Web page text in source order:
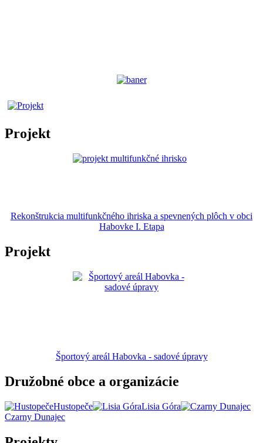
Projekt
Rekonštrukcia multifunkčného ihriska a spevnených plôch v obci
Habovke I. Etapa
Projekt
Športový areál Habovka - sadové úpravy
Družobné obce a organizácie
Hustopeče
Lisia Góra
Czarny Dunajec